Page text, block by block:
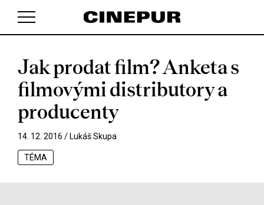
V košíku zatím nemáte žádné položky.
Jak prodat film? Anketa s
filmovými distributory a
producenty
14. 12. 2016 / Lukáš Skupa
TÉMA